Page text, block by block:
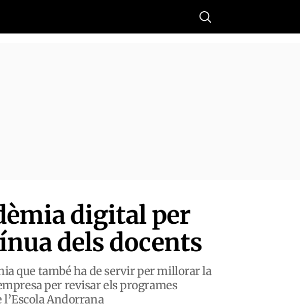
Buscar
digital per
dels docents
que també ha de servir per millorar la
per revisar els programes
Andorrana